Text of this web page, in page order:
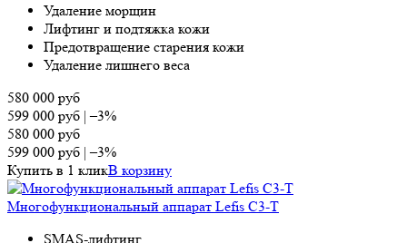
Удаление морщин
Лифтинг и подтяжка кожи
Предотвращение старения кожи
Удаление лишнего веса
580 000 руб
599 000 руб |–3%
580 000 руб
599 000 руб |–3%
Купить в 1 кликВ корзину
Многофункциональный аппарат Lefis C3-T
SMAS-лифтинг